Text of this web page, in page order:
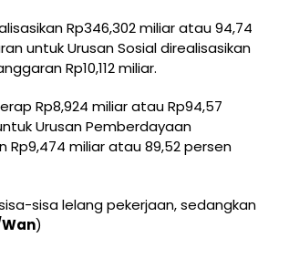
Rp346,302 miliar atau 94,74
untuk Urusan Sosial direalisasikan
Rp10,112 miliar.
Rp8,924 miliar atau Rp94,57
Urusan Pemberdayaan
Rp9,474 miliar atau 89,52 persen
sisa lelang pekerjaan, sedangkan
)